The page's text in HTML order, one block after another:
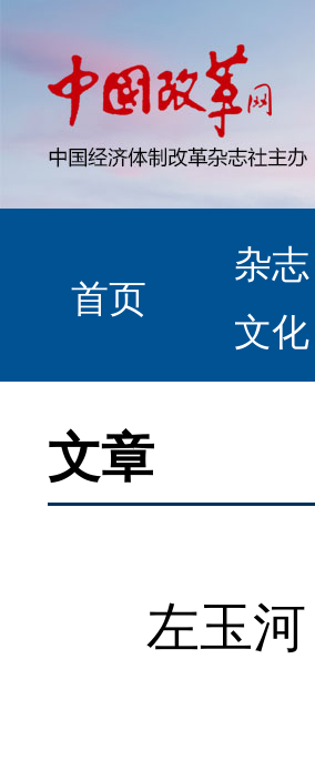
首页
杂志
文化
文章
左玉